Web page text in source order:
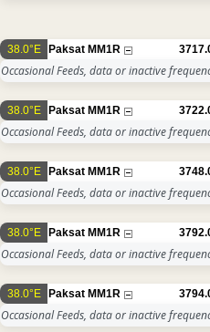
38.0°E Paksat MM1R
Occasional Feeds, data or inactive
38.0°E Paksat MM1R
Occasional Feeds, data or inactive
38.0°E Paksat MM1R
Occasional Feeds, data or inactive
38.0°E Paksat MM1R
Occasional Feeds, data or inactive
38.0°E Paksat MM1R
Occasional Feeds, data or inactive